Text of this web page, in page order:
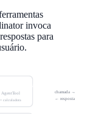
invoca
para
AgentTool
+ calculadora
chamada →
← resposta